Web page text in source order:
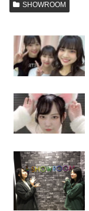
SHOWROOM